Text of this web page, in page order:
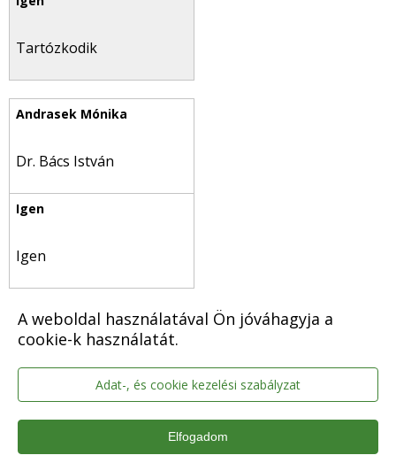
A weboldal használatával Ön jóváhagyja a
cookie-k használatát.
Adat-, és cookie kezelési szabályzat
Elfogadom
Tartózkodik
Dr. Bács István
Igen
Balla Imre